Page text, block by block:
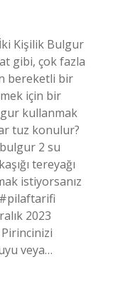
Kişilik Bulgur
gibi, çok fazla
bereketli bir
için bir
kullanmak
tuz konulur?
2 su
tereyağı
istiyorsanız
#pilaftarifi
2023
veya…